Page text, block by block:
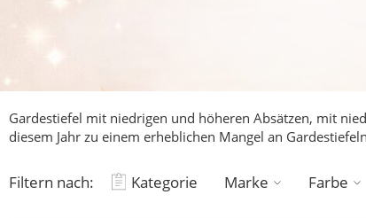
Gardestiefel mit niedrigen und höheren Absätzen, mit
diesem Jahr zu einem erheblichen Mangel an
Filtern nach: Kategorie Marke Farbe